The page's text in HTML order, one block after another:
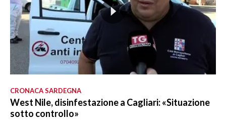
CRONACA SARDEGNA
West Nile, disinfestazione a Cagliari: «Situazione
sotto controllo»